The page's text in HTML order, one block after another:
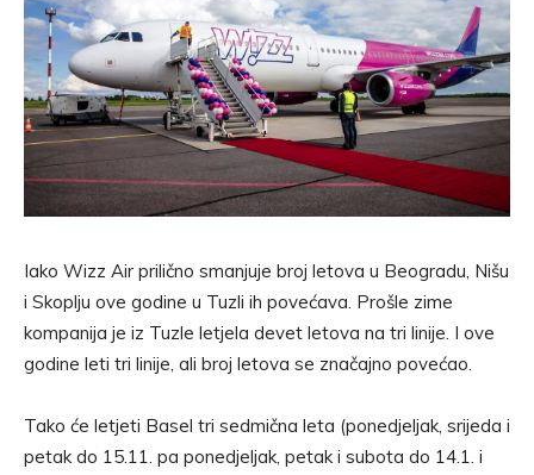
Iako Wizz Air prilično smanjuje broj letova u Beogradu, Nišu
i Skoplju ove godine u Tuzli ih povećava. Prošle zime
kompanija je iz Tuzle letjela devet letova na tri linije. I ove
godine leti tri linije, ali broj letova se značajno povećao.
Tako će letjeti Basel tri sedmična leta (ponedjeljak, srijeda i
petak do 15.11. pa ponedjeljak, petak i subota do 14.1. i